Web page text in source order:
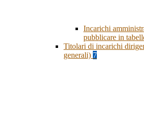
Incarichi
pubblicare in
Titolari di incarichi
generali) 7